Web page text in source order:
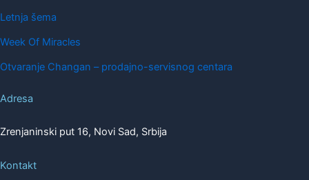
Letnja šema
Week Of Miracles
Otvaranje Changan – prodajno-servisnog centara
Adresa
Zrenjaninski put 16, Novi Sad, Srbija
Kontakt